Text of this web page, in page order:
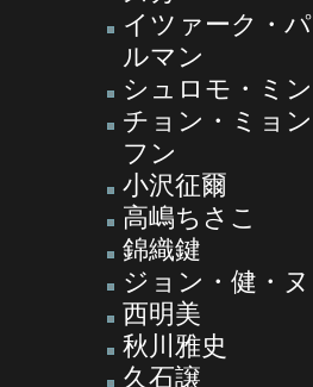
イツァーク・
ルマン
シュロモ・ミ
チョン・ミョ
フン
小沢征爾
高嶋ちさこ
錦織鍵
ジョン・健・
西明美
秋川雅史
久石譲